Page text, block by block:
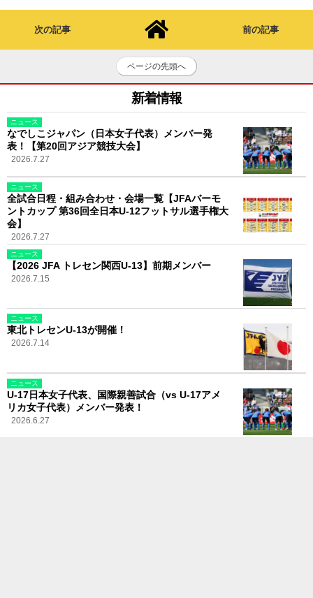
次の記事 前の記事
ページの先頭へ
新着情報
ニュース
なでしこジャパン（日本女子代表）メンバー発
表！【第20回アジア競技大会】
2026.7.27
ニュース
全試合日程・組み合わせ・会場一覧【JFAバーモ
ントカップ 第36回全日本U-12フットサル選手権大
会】
2026.7.27
ニュース
【2026 JFA トレセン関西U-13】前期メンバー
2026.7.15
ニュース
東北トレセンU-13が開催！
2026.7.14
ニュース
U-17日本女子代表、国際親善試合（vs U-17アメ
リカ女子代表）メンバー発表！
2026.6.27